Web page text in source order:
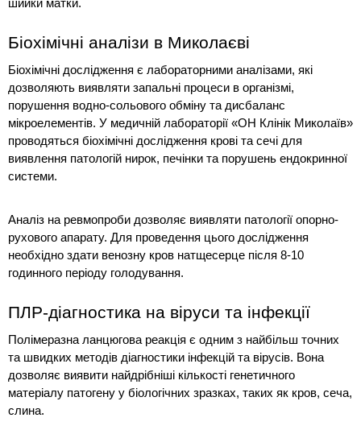
шийки матки.
Біохімічні аналізи в Миколаєві
Біохімічні дослідження є лабораторними аналізами, які
дозволяють виявляти запальні процеси в організмі,
порушення водно-сольового обміну та дисбаланс
мікроелементів. У медичній лабораторії «ОН Клінік Миколаїв»
проводяться біохімічні дослідження крові та сечі для
виявлення патологій нирок, печінки та порушень ендокринної
системи.
Аналіз на ревмопроби дозволяє виявляти патології опорно-
рухового апарату. Для проведення цього дослідження
необхідно здати венозну кров натщесерце після 8-10
годинного періоду голодування.
ПЛР-діагностика на віруси та інфекції
Полімеразна ланцюгова реакція є одним з найбільш точних
та швидких методів діагностики інфекцій та вірусів. Вона
дозволяє виявити найдрібніші кількості генетичного
матеріалу патогену у біологічних зразках, таких як кров, сеча,
слина.